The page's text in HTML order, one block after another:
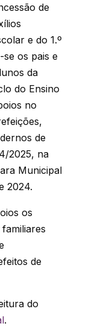
de
e do 1.º
os pais e
da
do Ensino
no
de
2025, na
Municipal
2024.
os
de
do
.